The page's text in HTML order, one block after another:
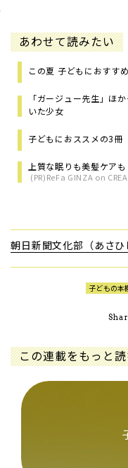
あわせて読みたい
この夏 子どもにおすす
「ガージュー先生」ほ
いた少女
子どもにおススメの3
上質な眠りも美髪ケア
(PR)ReFa GINZA on CREA
朝日新聞文化部（あさひ
子どもの本
この連載をもっと